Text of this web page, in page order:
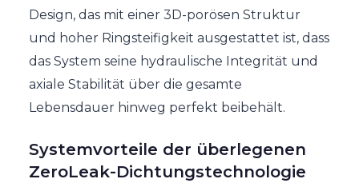
Design, das mit einer 3D-porösen Struktur
und hoher Ringsteifigkeit ausgestattet ist, dass
das System seine hydraulische Integrität und
axiale Stabilität über die gesamte
Lebensdauer hinweg perfekt beibehält.
Systemvorteile der überlegenen
ZeroLeak-Dichtungstechnologie